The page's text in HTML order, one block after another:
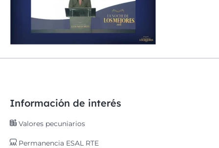
Información de interés
Valores pecuniarios
Permanencia ESAL RTE